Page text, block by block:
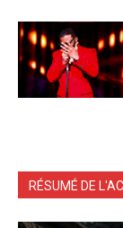
RÉSUMÉ DE